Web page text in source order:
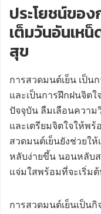
ประโยชน์ขอ
เต็มวันอันเห
สุข
การสวดมนต์เย็น เป็น
และเป็นการฝึกฝนจิตใ
ปัจจุบัน ลืมเลือนความ
และเตรียมจิตใจให้พ
สวดมนต์เย็นยังช่วยใ
หลับง่ายขึ้น นอนหลับ
แจ่มใสพร้อมที่จะเริ่ม
การสวดมนต์เย็นเป็น